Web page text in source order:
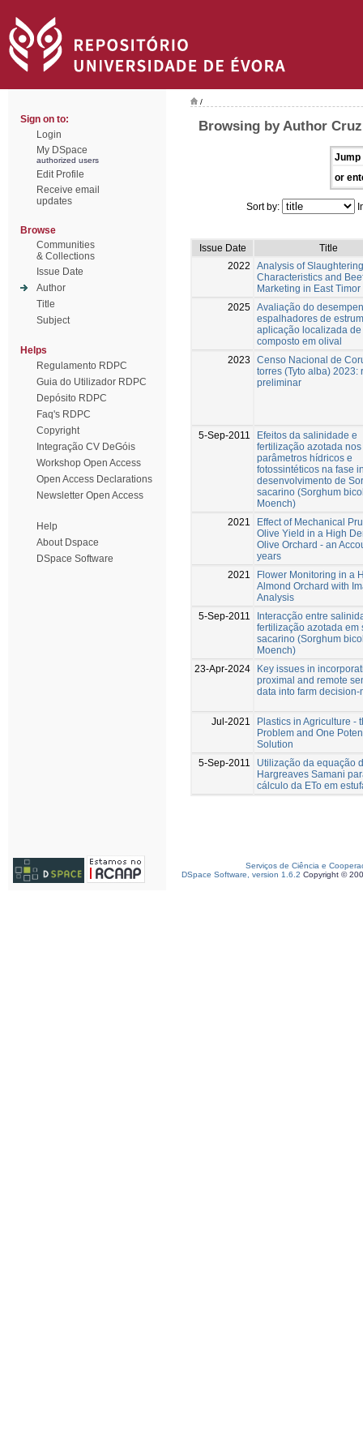
Sign on to:
Login
My DSpace
authorized users
Edit Profile
Receive email
updates
Browse
Communities
& Collections
Issue Date
Author
Title
Subject
Helps
Regulamento RDPC
Guia do Utilizador RDPC
Depósito RDPC
Faq's RDPC
Copyright
Integração CV DeGóis
Workshop Open Access
Open Access Declarations
Newsletter Open Access
Help
About Dspace
DSpace Software
/
Browsing by Author
Jump
or
Sort by:
Issue Date
Title
2022
Analysis of Slaughtering
Characteristics and
Marketing in East Timor
2025 Avaliação do
espalhadores de
aplicação localizada de
composto em olival
2023
Censo Nacional de
torres (Tyto alba) 2023:
preliminar
5-Sep-2011
Efeitos da salinidade e
fertilização azotada nos
parâmetros hídricos e
fotossintéticos na fase
desenvolvimento de
sacarino (Sorghum
Moench)
2021
Effect of Mechanical
Olive Yield in a High
Olive Orchard - an
years
2021
Flower Monitoring in a
Almond Orchard with
Analysis
5-Sep-2011
Interacção entre
fertilização azotada em
sacarino (Sorghum
Moench)
23-Apr-2024
Key issues in
proximal and remote
data into farm decision-
Jul-2021
Plastics in Agriculture -
Problem and One
Solution
5-Sep-2011
Utilização da equação
Hargreaves Samani
cálculo da ETo em
Serviços de Ciência e
DSpace Software, version 1.6.2 Copyright ©